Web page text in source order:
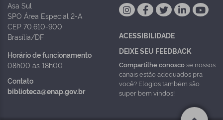
Asa Sul
SPO Área Especial 2-A
CEP 70.610-900
Brasília/DF
Horário de funcionamento
08h00 às 18h00
Contato
biblioteca@enap.gov.br
ACESSIBILIDADE
DEIXE SEU FEEDBACK
Compartilhe conoscose nossos
canais estão adequados pra
você? Elogios também são
super bem vindos!